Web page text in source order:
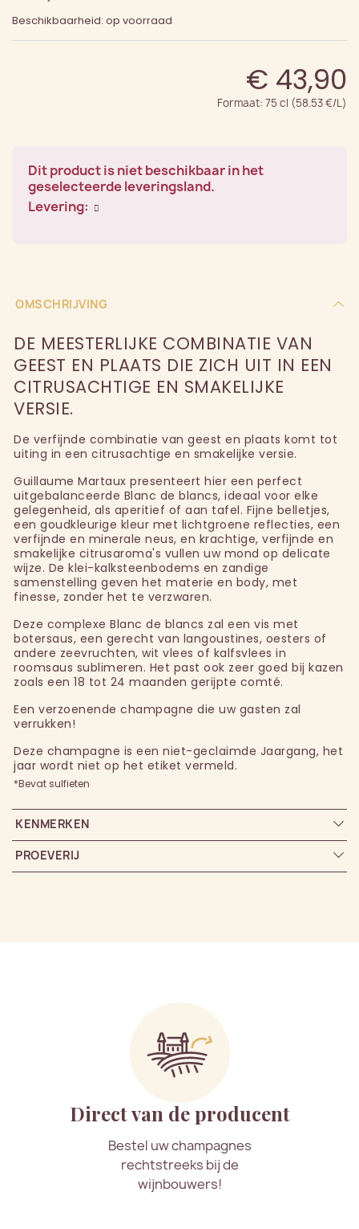
Beschikbaarheid: op voorraad
€ 43,90
Formaat: 75 cl (58.53 €/L)
Dit product is niet beschikbaar in het
geselecteerde leveringsland.
Levering:
OMSCHRIJVING
DE MEESTERLIJKE COMBINATIE VAN
GEEST EN PLAATS DIE ZICH UIT IN EEN
CITRUSACHTIGE EN SMAKELIJKE
VERSIE.
De verfijnde combinatie van geest en plaats komt tot
uiting in een citrusachtige en smakelijke versie.
Guillaume Martaux presenteert hier een perfect
uitgebalanceerde Blanc de blancs, ideaal voor elke
gelegenheid, als aperitief of aan tafel. Fijne belletjes,
een goudkleurige kleur met lichtgroene reflecties, een
verfijnde en minerale neus, en krachtige, verfijnde en
smakelijke citrusaroma's vullen uw mond op delicate
wijze. De klei-kalksteenbodems en zandige
samenstelling geven het materie en body, met
finesse, zonder het te verzwaren.
Deze complexe Blanc de blancs zal een vis met
botersaus, een gerecht van langoustines, oesters of
andere zeevruchten, wit vlees of kalfsvlees in
roomsaus sublimeren. Het past ook zeer goed bij kazen
zoals een 18 tot 24 maanden gerijpte comté.
Een verzoenende champagne die uw gasten zal
verrukken!
Deze champagne is een niet-geclaimde Jaargang, het
jaar wordt niet op het etiket vermeld.
*Bevat sulfieten
KENMERKEN
PROEVERIJ
Direct van de producent
Bestel uw champagnes
rechtstreeks bij de
wijnbouwers!